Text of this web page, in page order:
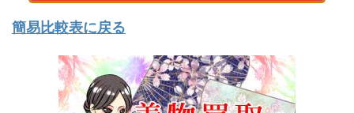
簡易比較表に戻る